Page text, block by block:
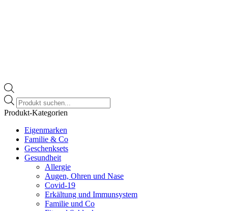
Products
search
Produkt-Kategorien
Eigenmarken
Familie & Co
Geschenksets
Gesundheit
Allergie
Augen, Ohren und Nase
Covid-19
Erkältung und Immunsystem
Familie und Co